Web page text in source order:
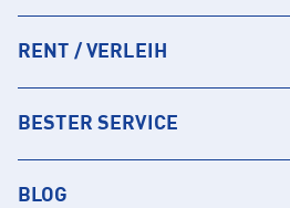
RENT / VERLEIH
BESTER SERVICE
BLOG